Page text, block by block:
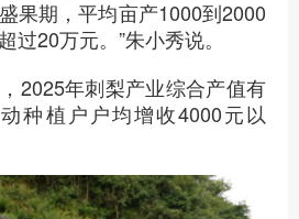
果期，平均亩产1000到2000
过20万元。”朱小秀说。
年刺梨产业综合产值有
种植户户均增收4000元以